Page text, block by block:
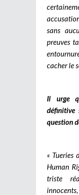
sans
preuves
cacher le
Il urge
définitive
question
« Tueries
Human
triste